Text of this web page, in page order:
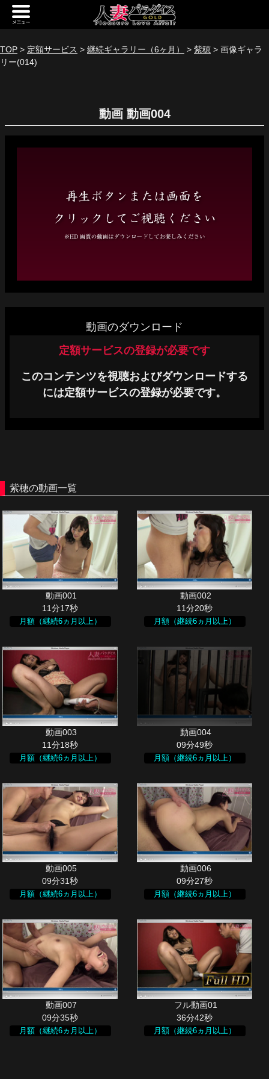
新規会員登録 ログイン
[定額] メインギャラリー
[定額] 人妻楽園ギャラリー
[定額] 継続1カ月ギャラリー
[定額] 継続3カ月ギャラリー
[定額] 継続6カ月ギャラリー
TOP > 定額サービス > 継続ギャラリー（6ヶ月） > 紫穂 > 画像ギャラ
リー(014)
動画
動画のダウンロード
定額サービスの登録が必要です
このコンテンツを視聴およびダウンロードする
には定額サービスの登録が必要です。
紫穂の動画一覧
11分17秒
月額（継続6ヵ月以上）
11分20秒
月額（継続6ヵ月以上）
11分18秒
月額（継続6ヵ月以上）
09分49秒
月額（継続6ヵ月以上）
09分31秒
月額（継続6ヵ月以上）
09分27秒
月額（継続6ヵ月以上）
09分35秒
月額（継続6ヵ月以上）
36分42秒
月額（継続6ヵ月以上）